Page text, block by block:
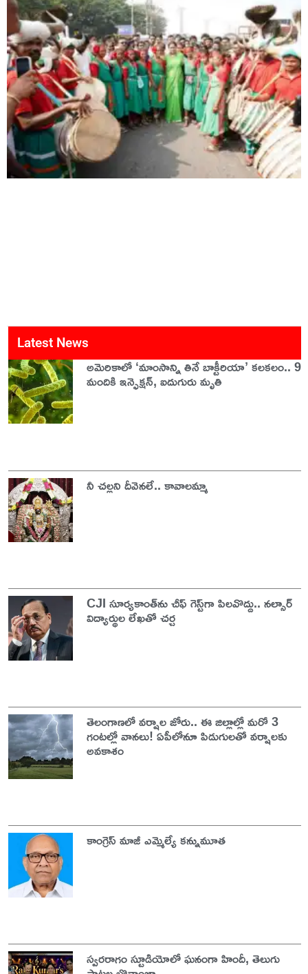
Latest News
అమెరికాలో ‘మాంసాన్ని తినే బాక్టీరియా’ కలకలం.. 9
మందికి ఇన్ఫెక్షన్, ఐదుగురు మృతి
నీ చల్లని దీవెనలే.. కావాలమ్మా
CJI సూర్యకాంత్‌ను చీఫ్‌ గెస్ట్‌గా పిలవొద్దు.. నల్సార్
విద్యార్థుల లేఖతో చర్చ
తెలంగాణలో వర్షాల జోరు.. ఈ జిల్లాల్లో మరో 3
గంటల్లో వానలు! ఏపీలోనూ పిడుగులతో వర్షాలకు
అవకాశం
కాంగ్రెస్ మాజీ ఎమ్మెల్యే కన్నుమూత
స్వరరాగం స్టూడియోలో ఘనంగా హిందీ, తెలుగు